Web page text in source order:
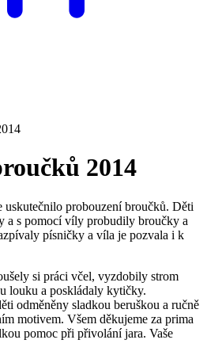
2014
uskutečnilo probouzení broučků. Děti
a s pomocí víly probudily broučky a
písničky a víla je pozvala i k
si práci včel, vyzdobily strom
louku a poskládaly kytičky.
odměněny sladkou beruškou a ručně
motivem. Všem děkujeme za prima
pomoc při přivolání jara. Vaše